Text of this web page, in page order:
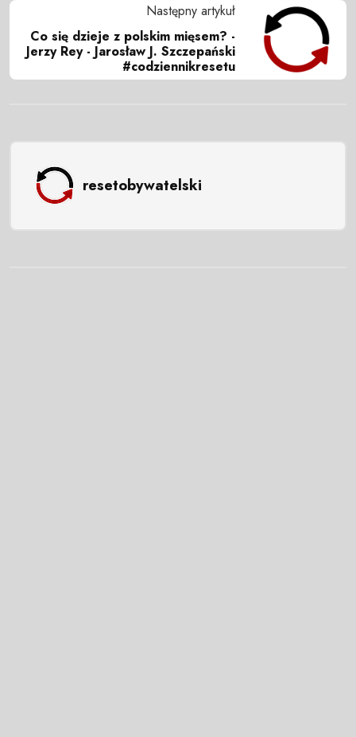
Następny artykuł
Co się dzieje z polskim mięsem? -
Jerzy Rey - Jarosław J. Szczepański
#codziennikresetu
resetobywatelski